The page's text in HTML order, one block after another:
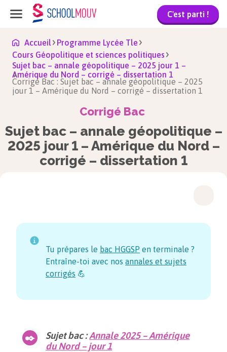
C'est parti !
Accueil
Programme Lycée Tle
Cours Géopolitique et sciences politiques
Sujet bac – annale géopolitique – 2025 jour 1 –
Amérique du Nord – corrigé – dissertation 1
Corrigé Bac : Sujet bac – annale géopolitique – 2025
jour 1 – Amérique du Nord – corrigé – dissertation 1
Corrigé Bac
Sujet bac – annale géopolitique –
2025 jour 1 – Amérique du Nord –
corrigé – dissertation 1
Tu prépares le bac HGGSP en terminale ?
Entraîne-toi avec nos annales et sujets
corrigés 💪
Sujet bac :Annale 2025 – Amérique
du Nord – jour 1